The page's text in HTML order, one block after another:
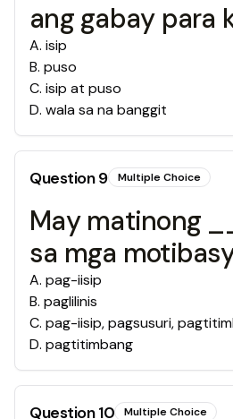
ang gabay para
A. isip
B. puso
C. isip at puso
D. wala sa na banggit
Question9 Multiple Choice
May matinong
sa mga
A. pag-iisip
B. paglilinis
C. pag-iisip, pagsusuri,
D. pagtitimbang
Question10 Multiple Choice